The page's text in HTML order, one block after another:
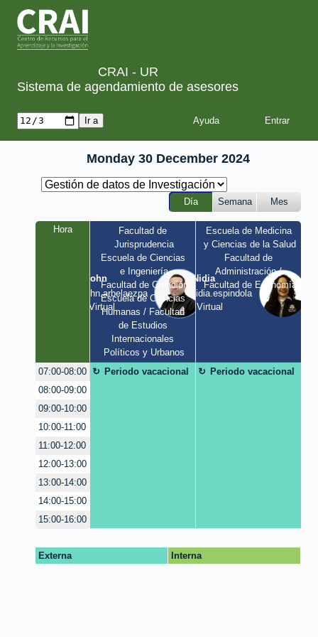
CRAI - UR
Sistema de agendamiento de asesores
Ayuda
Monday 30 December 2024
Día Semana Mes
Hora
John
john.arbelaezpa
/ Virtual
Facultad de
Jurisprudencia
Escuela de Ciencias
e Ingeniería
Facultad de Creación
Escuela de Ciencias
Humanas / Facultad
de Estudios
Internacionales
Políticos y Urbanos
Nidia
nidia.espindola
/ Virtual
Escuela de Medicina
y Ciencias de la Salud
Facultad de
Administración /
Facultad de Economía
07:00-08:00 Periodo vacacional
Periodo vacacional
08:00-09:00
09:00-10:00
10:00-11:00
11:00-12:00
12:00-13:00
13:00-14:00
14:00-15:00
15:00-16:00
Externa Interna